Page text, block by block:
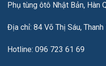
Phụ tùng ôtô Nhật Bản, Hàn
Địa chỉ: 84 Võ Thị Sáu,
Hotline: 096 723 61 69